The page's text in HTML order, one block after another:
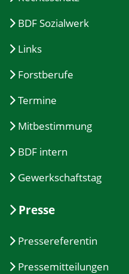
BDF Sozialwerk
Links
Forstberufe
Termine
Mitbestimmung
BDF intern
Gewerkschaftstag
Presse
Pressereferentin
Pressemitteilungen